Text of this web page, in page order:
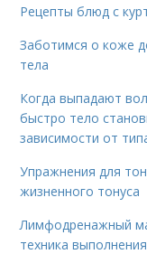
Рецепты блюд с
Заботимся о коже
тела
Когда выпадают
быстро тело
зависимости от
Упражнения для
жизненного тонуса
Лимфодренажный
техника